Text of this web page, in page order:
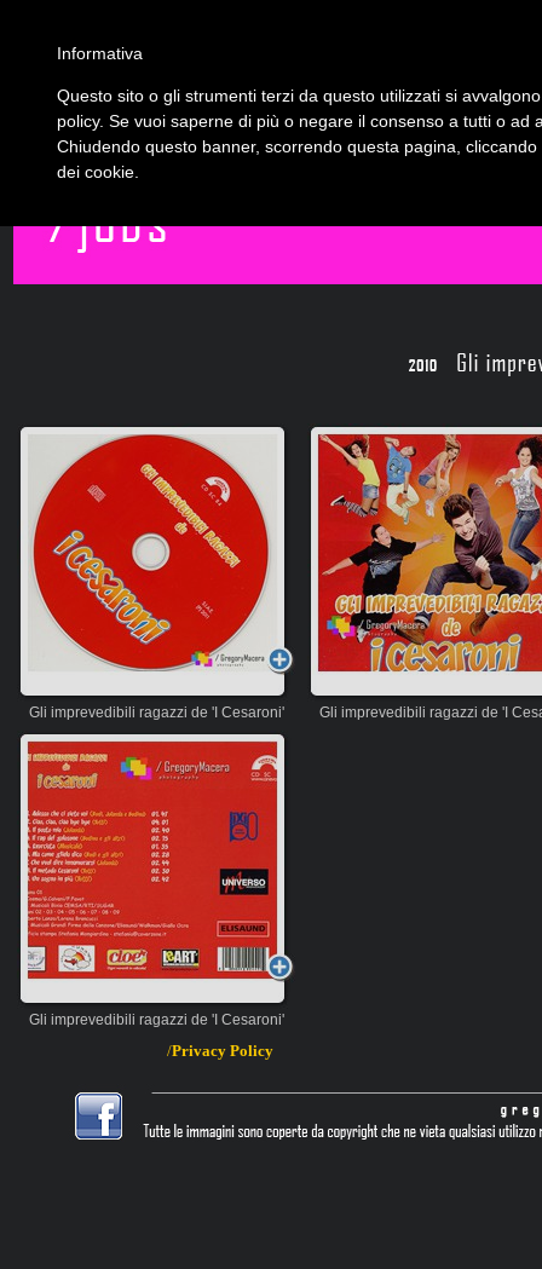
Gli imprevedibili ragazzi de 'I Cesaroni' Gli imprevedibili ragazzi de 'I
Gli imprevedibili ragazzi de 'I Cesaroni'
/PrivacyPolicy
Informativa
Questo sito o gli strumenti terzi da questo utilizzati si
policy. Se vuoi saperne di più o negare il consenso a tutti o ad
Chiudendo questo banner, scorrendo questa pagina,
dei cookie.